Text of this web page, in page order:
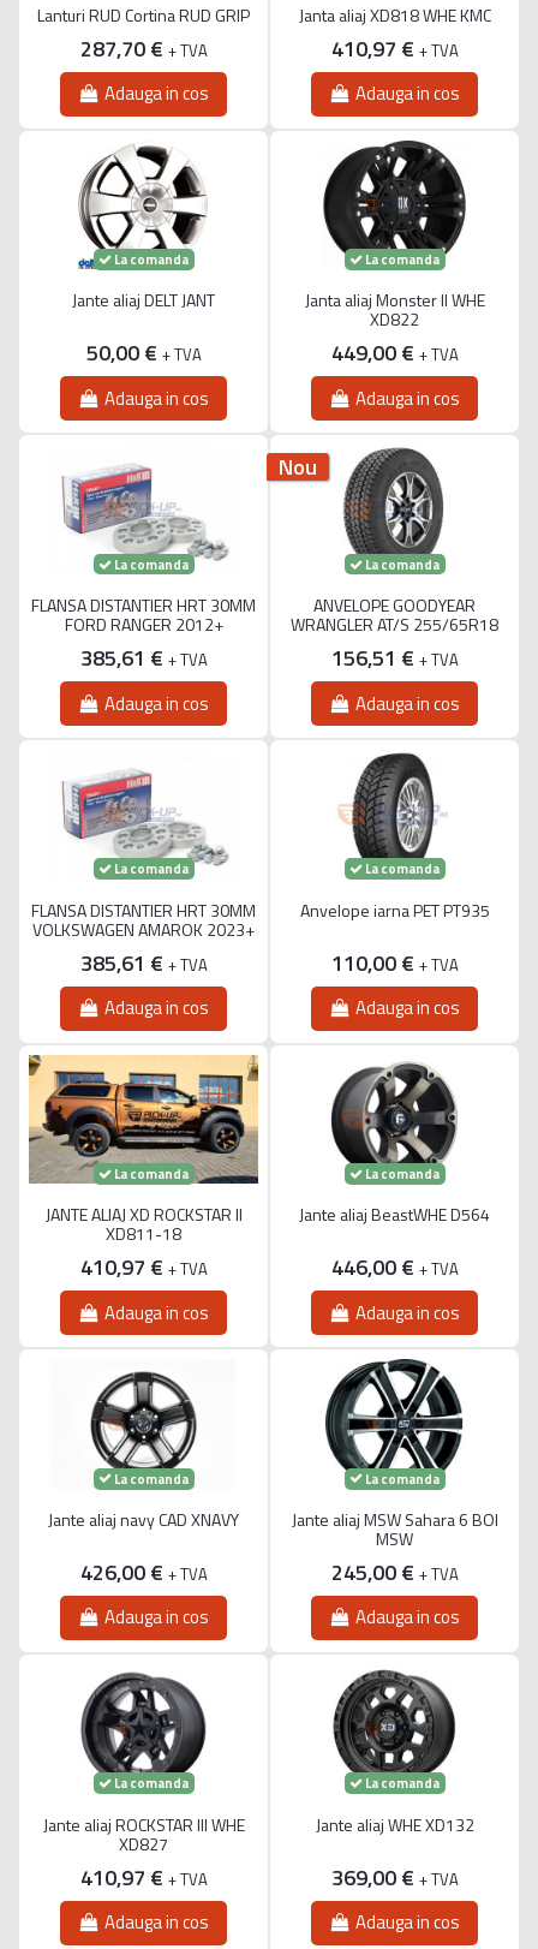
Lanturi RUD Cortina RUD GRIP
287,70 € + TVA
Adauga in cos
Janta aliaj XD818 WHE KMC
410,97 € + TVA
Adauga in cos
La comanda
Jante aliaj DELT JANT
50,00 € + TVA
Adauga in cos
La comanda
Janta aliaj Monster II WHE
XD822
449,00 € + TVA
Adauga in cos
La comanda
FLANSA DISTANTIER HRT 30MM
FORD RANGER 2012+
385,61 € + TVA
Adauga in cos
Nou
La comanda
ANVELOPE GOODYEAR
WRANGLER AT/S 255/65R18
156,51 € + TVA
Adauga in cos
La comanda
FLANSA DISTANTIER HRT 30MM
VOLKSWAGEN AMAROK 2023+
385,61 € + TVA
Adauga in cos
La comanda
Anvelope iarna PET PT935
110,00 € + TVA
Adauga in cos
La comanda
JANTE ALIAJ XD ROCKSTAR II
XD811-18
410,97 € + TVA
Adauga in cos
La comanda
Jante aliaj BeastWHE D564
446,00 € + TVA
Adauga in cos
La comanda
Jante aliaj navy CAD XNAVY
426,00 € + TVA
Adauga in cos
La comanda
Jante aliaj MSW Sahara 6 BOI
MSW
245,00 € + TVA
Adauga in cos
La comanda
Jante aliaj ROCKSTAR III WHE
XD827
410,97 € + TVA
Adauga in cos
La comanda
Jante aliaj WHE XD132
369,00 € + TVA
Adauga in cos